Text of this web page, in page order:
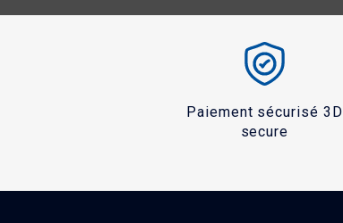
Paiement sécurisé 3D
secure